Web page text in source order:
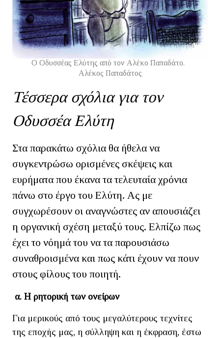
Ο Οδυσσέας Ελύτης από τον Αλέκο Παπαδάτο.
Αλέκος Παπαδάτος
Τέσσερα σχόλια για τον
Οδυσσέα Ελύτη
Στα παρακάτω σχόλια θα ήθελα να
συγκεντρώσω ορισμένες σκέψεις και
ευρήματα που έκανα τα τελευταία χρόνια
πάνω στο έργο του Ελύτη. Ας με
συγχωρέσουν οι αναγνώστες αν απουσιάζει
η οργανική σχέση μεταξύ τους. Ελπίζω πως
έχει το νόημά του να τα παρουσιάσω
συναθροισμένα και πως κάτι έχουν να πουν
στους φίλους του ποιητή.
α. Η ρητορική των ονείρων
Για μερικούς από τους μεγαλύτερους τεχνίτες
της εποχής μας, η σύλληψη και η έκφραση, έστω